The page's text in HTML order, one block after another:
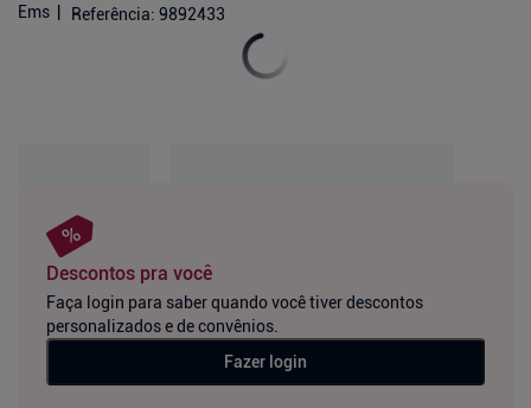
Ems Referência: 9892433
Descontos pra você
Faça login para saber quando você tiver descontos
personalizados e de convênios.
Fazer login